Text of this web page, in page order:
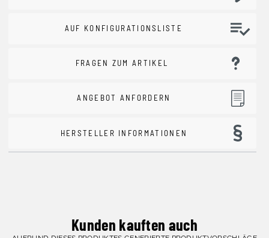
AUF KONFIGURATIONSLISTE
FRAGEN ZUM ARTIKEL
ANGEBOT ANFORDERN
HERSTELLER INFORMATIONEN
Kunden kauften auch